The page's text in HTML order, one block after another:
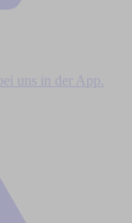
uns in der App.